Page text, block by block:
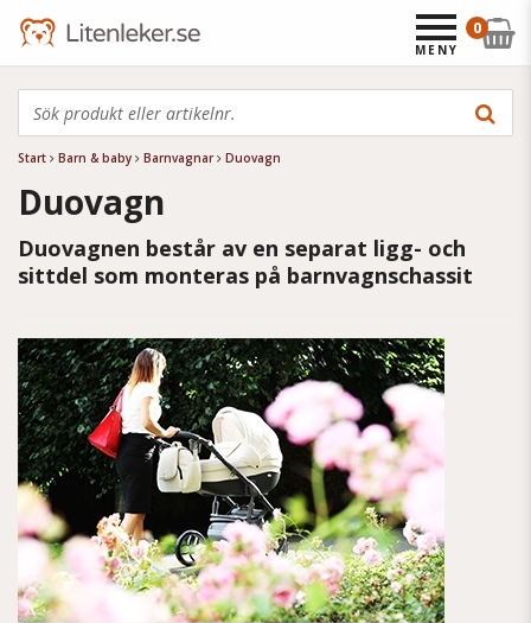
Start Barn & baby Barnvagnar Duovagn
Duovagn
Duovagnen består av en separat ligg- och
sittdel som monteras på barnvagnschassit
0
MENY